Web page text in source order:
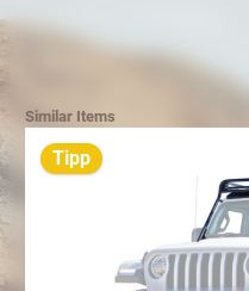
Similar Items
Tipp